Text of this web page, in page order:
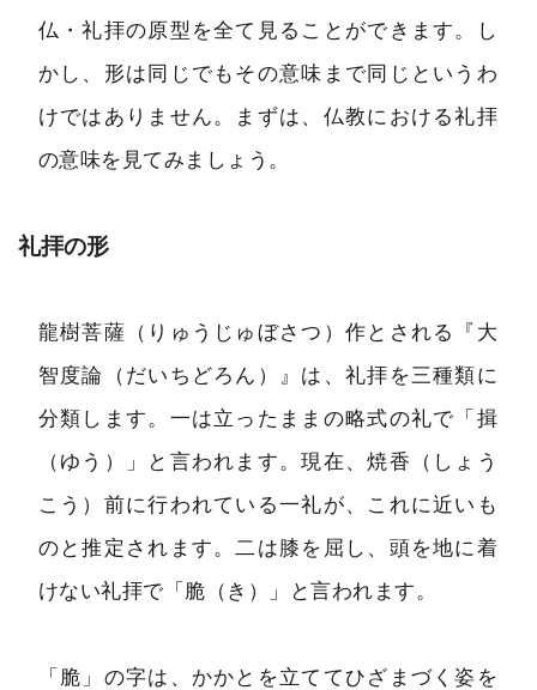
仏・礼拝の原型を全て見ることができます。し
かし、形は同じでもその意味まで同じというわ
けではありません。まずは、仏教における礼拝
の意味を見てみましょう。
礼拝の形
龍樹菩薩（りゅうじゅぼさつ）作とされる『大
智度論（だいちどろん）』は、礼拝を三種類に
分類します。一は立ったままの略式の礼で「揖
（ゆう）」と言われます。現在、焼香（しょう
こう）前に行われている一礼が、これに近いも
のと推定されます。二は膝を屈し、頭を地に着
けない礼拝で「脆（き）」と言われます。
「脆」の字は、かかとを立ててひざまづく姿を